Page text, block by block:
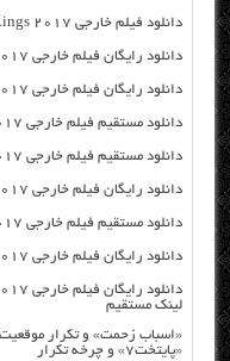
دانلود فیلم خارجی Rings 2017 از سرور سایت
دانلود رایگان فیلم خارجی Dunkirk 2017 با لینک مستقیم
دانلود رایگان فیلم خارجی Eloise 2017 با لینک مستقیم
دانلود مستقیم فیلم خارجی Essex Heist 2017 از سرور سایت
دانلود مستقیم فیلم خارجی Get the Girl 2017 از سرور سایت
دانلود رایگان فیلم خارجی iBoy 2017 با لینک مستقیم
دانلود مستقیم فیلم خارجی Justice League Dark 2017 از سرور سایت
دانلود رایگان فیلم خارجی Split 2017 با لینک مستقیم
لینک مستقیم
«اسباب زحمت» و تکرار
«پایتخت۷» و چرخه تکرار